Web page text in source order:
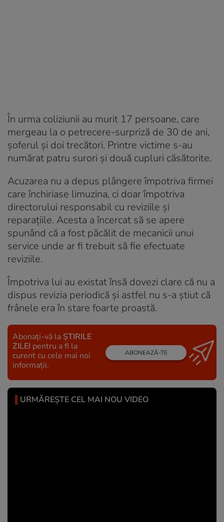
În urma coliziunii au murit 17 persoane, care
mergeau la o petrecere-surpriză de 30 de ani,
șoferul și doi trecători. Printre victime s-au
numărat patru surori și două cupluri căsătorite.
Acuzarea nu a depus plângere împotriva firmei
care închiriase limuzina, ci doar împotriva
directorului responsabil cu reviziile și
reparațiile. Acesta a încercat să se apere
spunând că a fost păcălit de mecanicii unui
service unde ar fi trebuit să fie efectuate
reviziile.
Împotriva lui au existat însă dovezi clare că nu a
dispus revizia periodică și astfel nu s-a știut că
frânele era în stare foarte proastă.
Abonați-vă la ȘTIRILE
ZILEI pentru a fi la
curent cu cele mai noi
informații.
ABONEAZĂ-TE
URMĂREȘTE CEL MAI NOU VIDEO